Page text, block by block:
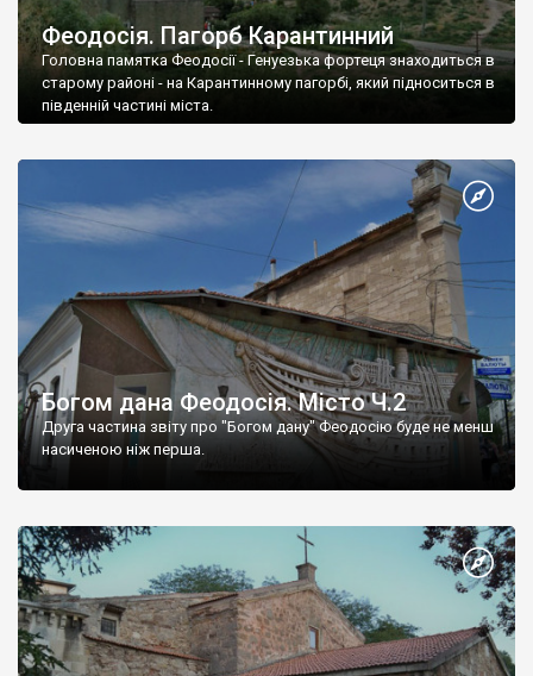
Феодосія. Пагорб Карантинний
Головна памятка Феодосії - Генуезька фортеця знаходиться в
старому районі - на Карантинному пагорбі, який підноситься в
південній частині міста.
Богом дана Феодосія. Місто Ч.2
Друга частина звіту про "Богом дану" Феодосію буде не менш
насиченою ніж перша.